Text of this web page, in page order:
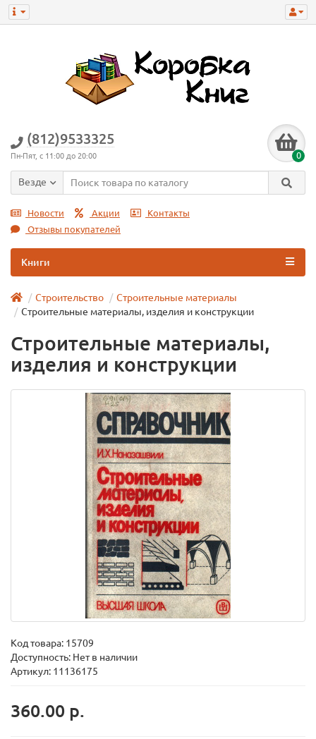
(812)9533325
Пн-Пят, с 11:00 до 20:00 0
Везде
Новости Акции
Контакты
Отзывы покупателей
Книги
Строительство
Строительные материалы
Строительные материалы, изделия и конструкции
Строительные материалы,
изделия и конструкции
Код товара: 15709
Доступность: Нет в наличии
Артикул: 11136175
360.00 р.